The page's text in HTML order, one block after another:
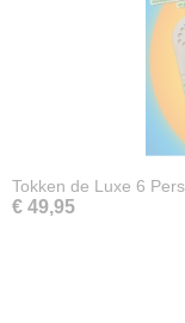
Tokken de Luxe 6
€ 49,95